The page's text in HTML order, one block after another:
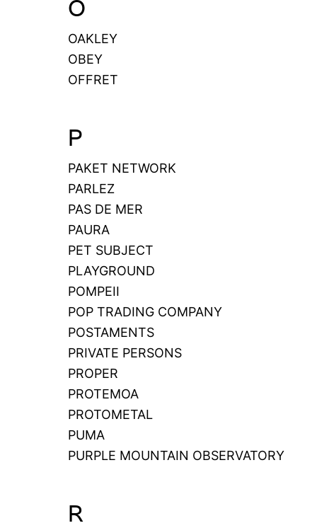
O
OAKLEY
OBEY
OFFRET
P
PAKET NETWORK
PARLEZ
PAS DE MER
PAURA
PET SUBJECT
PLAYGROUND
POMPEII
POP TRADING COMPANY
POSTAMENTS
PRIVATE PERSONS
PROPER
PROTEMOA
PROTOMETAL
PUMA
PURPLE MOUNTAIN OBSERVATORY
R